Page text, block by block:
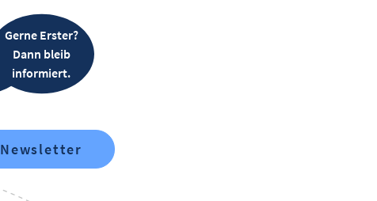
Gerne Erster?
Dann bleib
informiert.
Newsletter